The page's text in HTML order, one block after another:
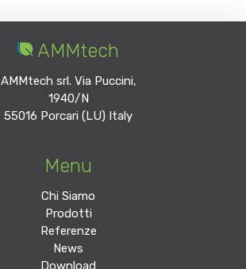
AMMtech
AMMtech srl. Via Puccini,
1940/N
55016 Porcari (LU) Italy
Menu
Chi Siamo
Prodotti
Referenze
News
Download